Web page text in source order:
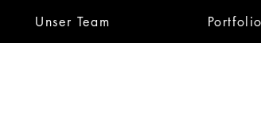
Unser Team Portfolio